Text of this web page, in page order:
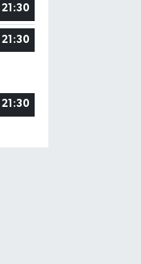
21:30
21:30
21:30